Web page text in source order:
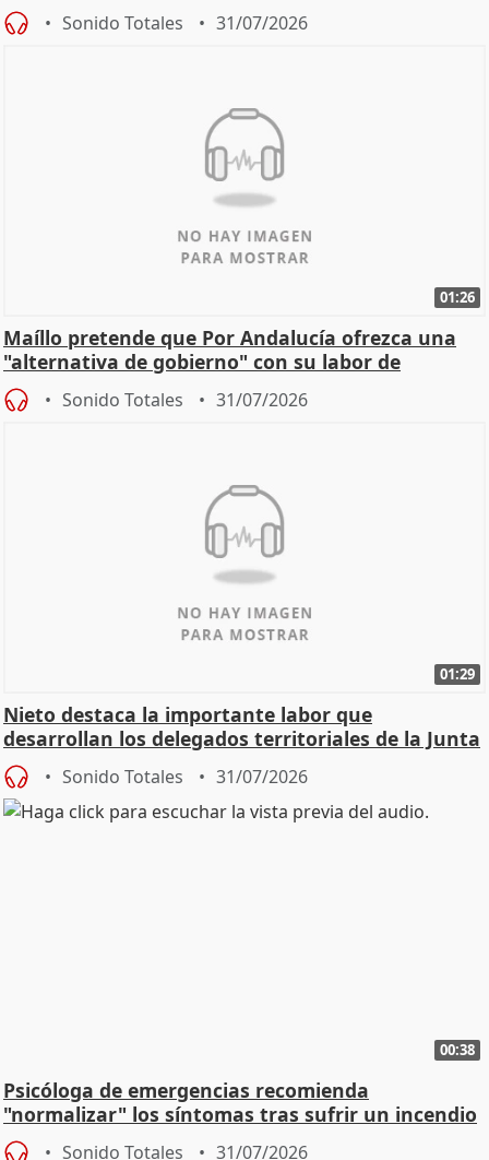
Sonido Totales 31/07/2026
01:26
Maíllo pretende que Por Andalucía ofrezca una
"alternativa de gobierno" con su labor de
oposición
Sonido Totales 31/07/2026
01:29
Nieto destaca la importante labor que
desarrollan los delegados territoriales de la Junta
Sonido Totales 31/07/2026
00:38
Psicóloga de emergencias recomienda
"normalizar" los síntomas tras sufrir un incendio
Sonido Totales 31/07/2026